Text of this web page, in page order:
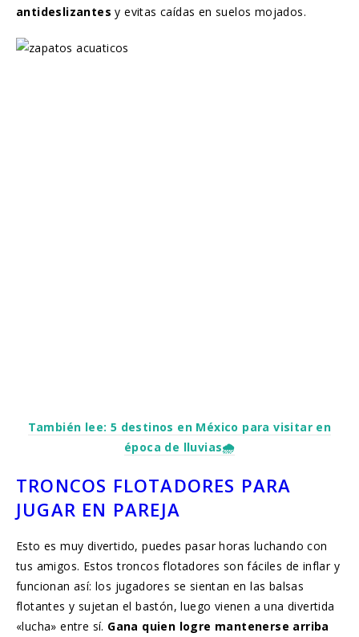
antideslizantes y evitas caídas en suelos mojados.
También lee: 5 destinos en México para visitar en
época de lluvias🌧️
TRONCOS FLOTADORES PARA
JUGAR EN PAREJA
Esto es muy divertido, puedes pasar horas luchando con
tus amigos. Estos troncos flotadores son fáciles de inflar y
funcionan así: los jugadores se sientan en las balsas
flotantes y sujetan el bastón, luego vienen a una divertida
«lucha» entre sí. Gana quien logre mantenerse arriba